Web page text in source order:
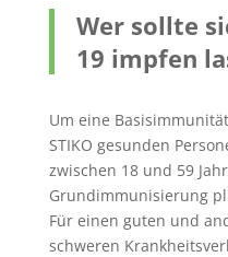
Wer sollte
19 impfen
Um eine
STIKO gesunden
zwischen 18 und 59
Grundimmunisierung
Für einen guten und
schweren